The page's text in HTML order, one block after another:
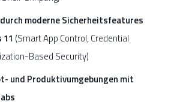
moderne Sicherheitsfeatures
(Smart App Control, Credential
Based Security)
und Produktivumgebungen mit